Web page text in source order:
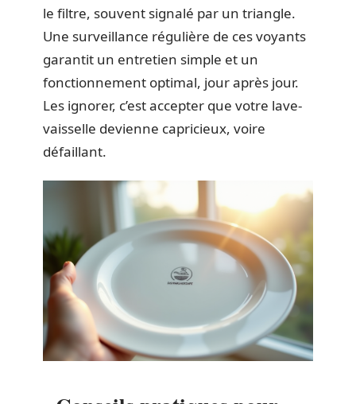
le filtre, souvent signalé par un triangle.
Une surveillance régulière de ces voyants
garantit un entretien simple et un
fonctionnement optimal, jour après jour.
Les ignorer, c’est accepter que votre lave-
vaisselle devienne capricieux, voire
défaillant.